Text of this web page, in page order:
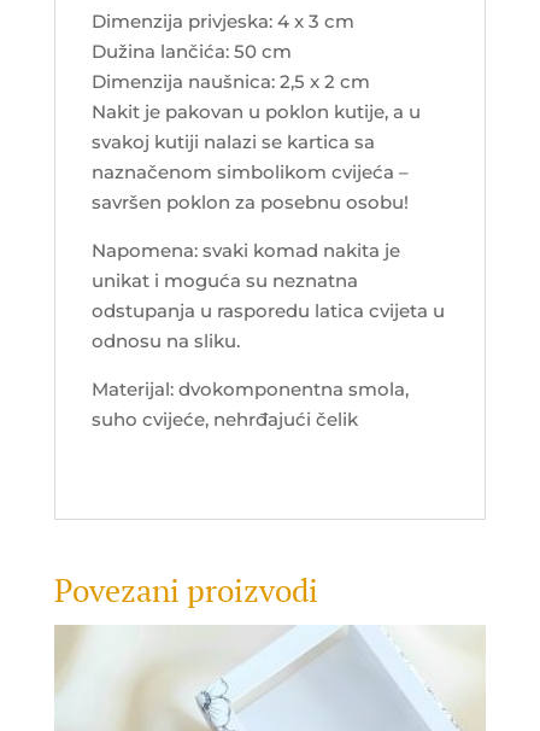
Dimenzija privjeska: 4 x 3 cm
Dužina lančića: 50 cm
Dimenzija naušnica: 2,5 x 2 cm
Nakit je pakovan u poklon kutije, a u
svakoj kutiji nalazi se kartica sa
naznačenom simbolikom cvijeća –
savršen poklon za posebnu osobu!
Napomena: svaki komad nakita je
unikat i moguća su neznatna
odstupanja u rasporedu latica cvijeta u
odnosu na sliku.
Materijal: dvokomponentna smola,
suho cvijeće, nehrđajući čelik
Povezani proizvodi